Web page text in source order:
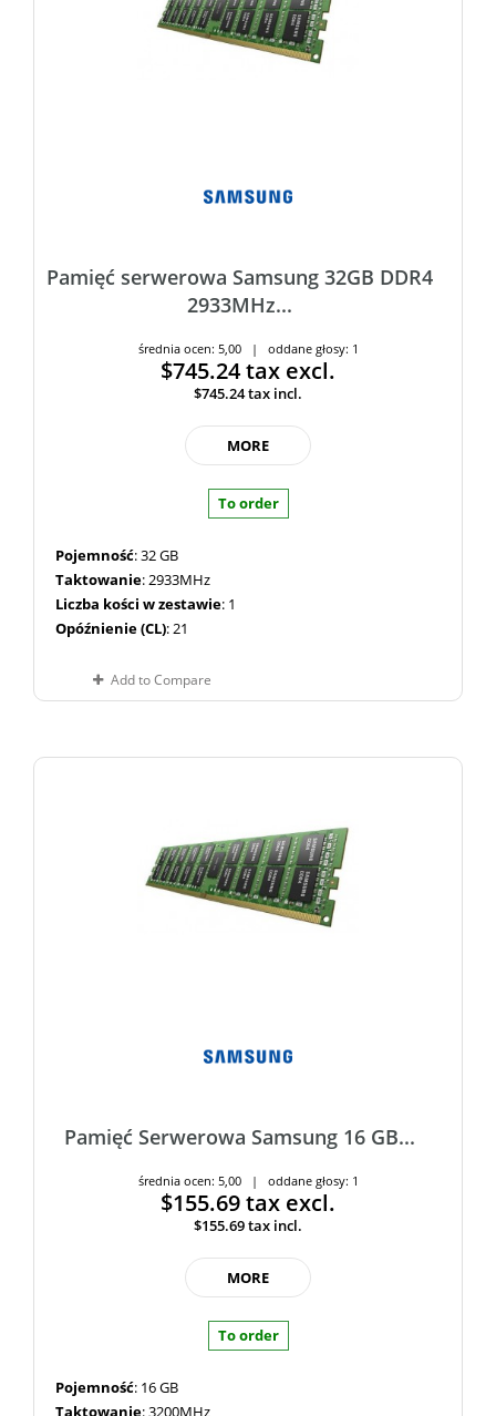
Pamięć serwerowa Samsung 32GB DDR4
2933MHz...
średnia ocen: 5,00 | oddane głosy: 1
$745.24tax excl.
$745.24tax incl.
MORE
To order
Pojemność: 32 GB
Taktowanie: 2933MHz
Liczba kości w zestawie: 1
Opóźnienie (CL): 21
Add to Compare
Pamięć Serwerowa Samsung 16 GB...
średnia ocen: 5,00 | oddane głosy: 1
$155.69tax excl.
$155.69tax incl.
MORE
To order
Pojemność: 16 GB